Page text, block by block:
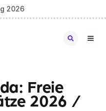
2026
Freie
2026 /